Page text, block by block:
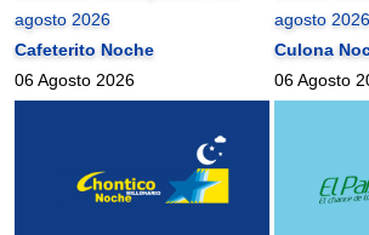
agosto 2026
Cafeterito Noche
06 Agosto 2026
agosto 2026
Culona
06 Agosto